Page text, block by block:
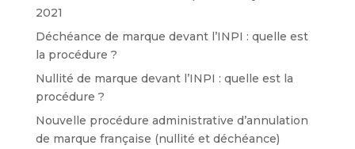
2021
Déchéance de marque devant l’INPI : quelle est
la procédure ?
Nullité de marque devant l’INPI : quelle est la
procédure ?
Nouvelle procédure administrative d’annulation
de marque française (nullité et déchéance)